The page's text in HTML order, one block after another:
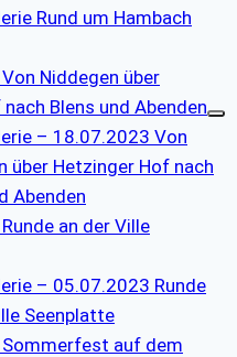
Rund um Hambach
Niddegen über
Blens und Abenden
– 18.07.2023 Von
über Hetzinger Hof nach
Abenden
an der Ville
– 05.07.2023 Runde
Seenplatte
auf dem